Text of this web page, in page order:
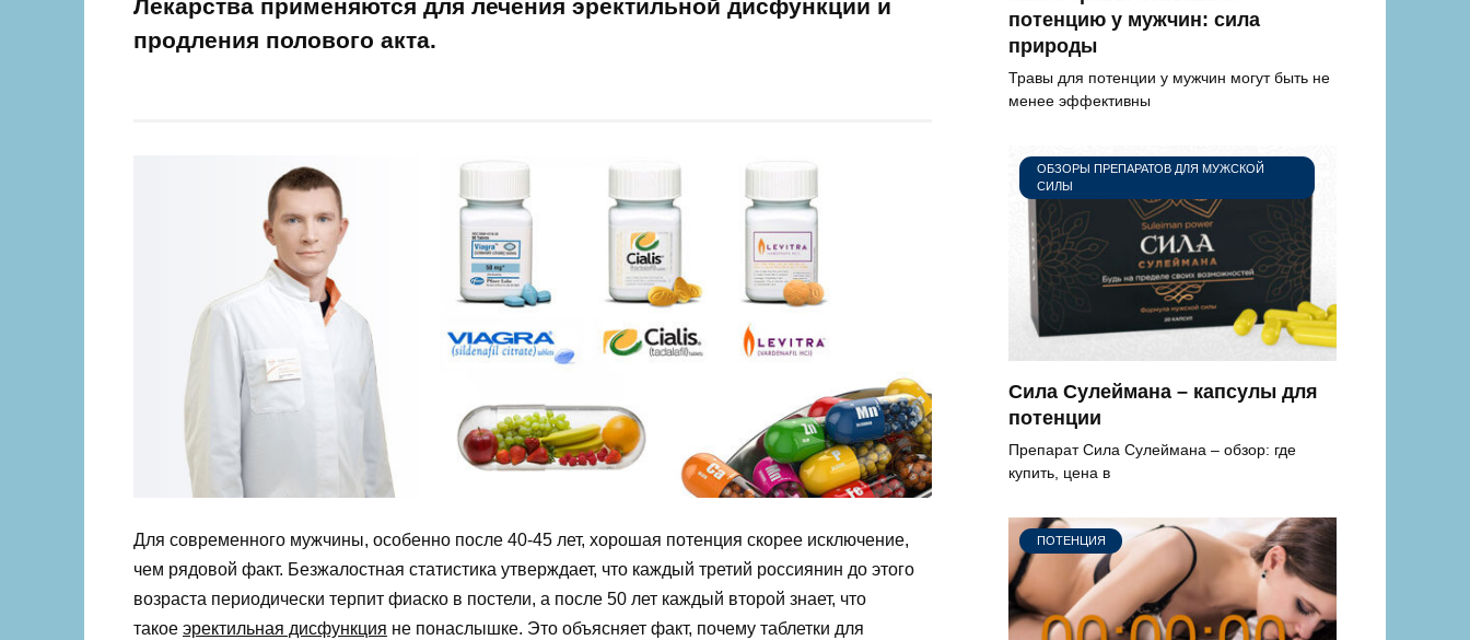
Лекарства применяются для лечения эректильной дисфункции и
продления полового акта.
Для современного мужчины, особенно после 40-45 лет, хорошая потенция скорее исключение,
чем рядовой факт. Безжалостная статистика утверждает, что каждый третий россиянин до этого
возраста периодически терпит фиаско в постели, а после 50 лет каждый второй знает, что
такое эректильная дисфункция не понаслышке. Это объясняет факт, почему таблетки для
потенцию у мужчин: сила
природы
Травы для потенции у мужчин могут быть не
менее эффективны
ОБЗОРЫ ПРЕПАРАТОВ ДЛЯ МУЖСКОЙ
СИЛЫ
Сила Сулеймана – капсулы для
потенции
Препарат Сила Сулеймана – обзор: где
купить, цена в
ПОТЕНЦИЯ